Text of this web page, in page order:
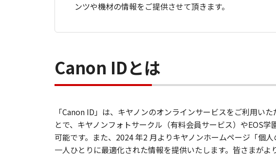
ンツや機材の情報をご提供させて頂きます。
Canon IDとは
「Canon ID」は、キヤノンのオンラインサービスをご利用い
とで、キヤノンフォトサークル（有料会員サービス）やEOS
可能です。また、2024 年2 月よりキヤノンホームページ「個
一人ひとりに最適化された情報を提供いたします。皆さまが